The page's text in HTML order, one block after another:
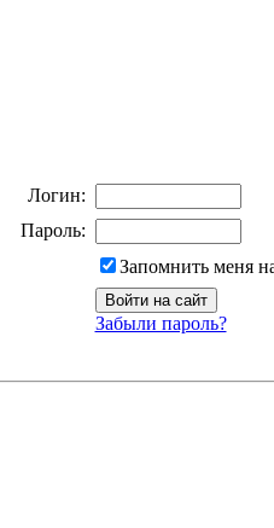
Логин:
Пароль:
Запомнить меня
Забыли пароль?